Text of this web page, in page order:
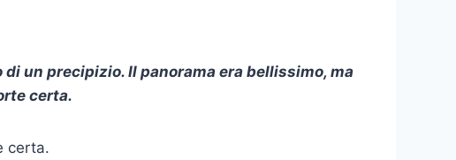
un precipizio. Il panorama era bellissimo, ma
certa.
certa.